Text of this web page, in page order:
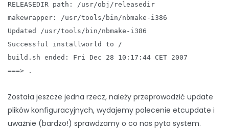
RELEASEDIR path: /usr/obj/releasedir
makewrapper: /usr/tools/bin/nbmake-i386
Updated /usr/tools/bin/nbmake-i386
Successful installworld to /
build.sh ended: Fri Dec 28 10:17:44 CET 2007
===> .
Została jeszcze jedna rzecz, należy przeprowadzić update
plików konfiguracyjnych, wydajemy polecenie etcupdate i
uważnie (bardzo!) sprawdzamy o co nas pyta system.